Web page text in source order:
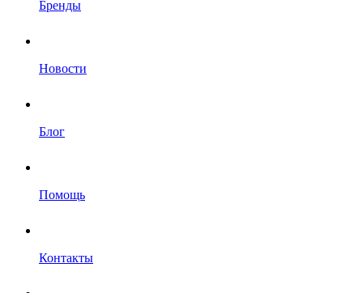
Бренды
Новости
Блог
Помощь
Контакты